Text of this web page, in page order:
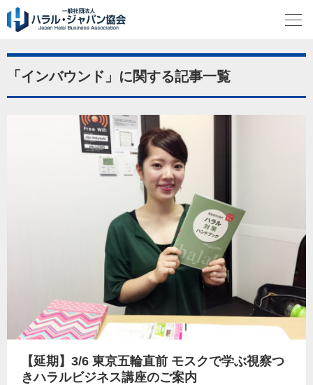
「インバウンド」に関する記事一覧
【延期】3/6 東京五輪直前 モスクで学ぶ視察つ
きハラルビジネス講座のご案内